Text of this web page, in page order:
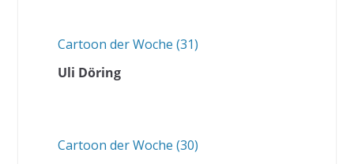
Cartoon der Woche (31)
Uli Döring
Cartoon der Woche (30)